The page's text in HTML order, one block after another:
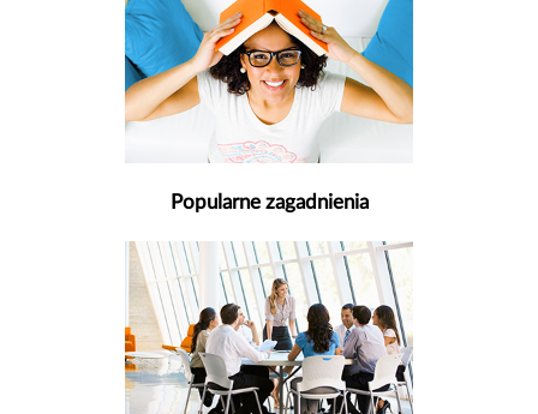
Popularne zagadnienia